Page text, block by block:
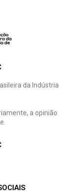
da Indústria
a opinião